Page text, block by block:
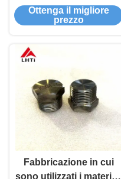
leggero con motore a
fessura
Ottenga il migliore
prezzo
Fabbricazione in cui
sono utilizzati i materiali